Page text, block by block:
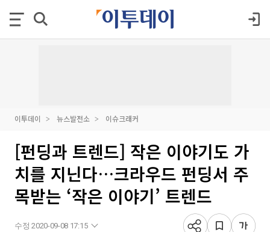
이투데이 뉴스발전소 이슈크래커
[펀딩과 트렌드] 작은 이야기도 가
치를 지닌다…크라우드 펀딩서 주
목받는 ‘작은 이야기’ 트렌드
수정 2020-09-08 17:15